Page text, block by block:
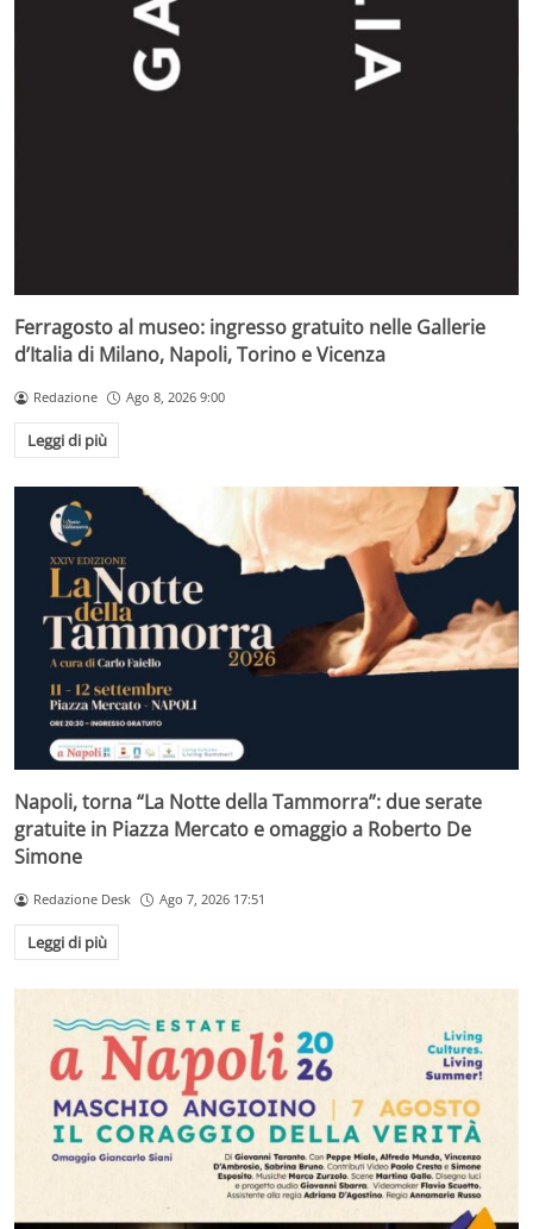
Ferragosto al museo: ingresso gratuito nelle Gallerie
d’Italia di Milano, Napoli, Torino e Vicenza
Redazione Ago 8, 2026 9:00
Leggi di più
Napoli, torna “La Notte della Tammorra”: due serate
gratuite in Piazza Mercato e omaggio a Roberto De
Simone
Redazione Desk Ago 7, 2026 17:51
Leggi di più